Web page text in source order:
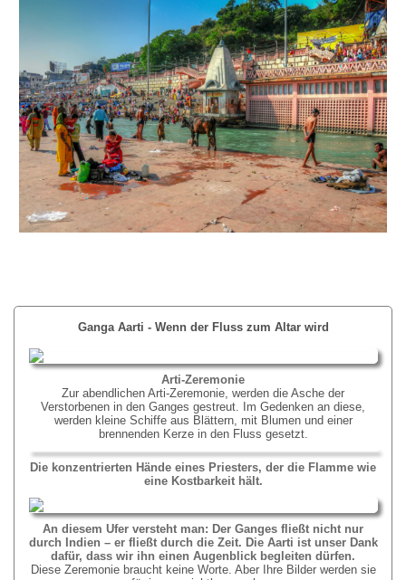
Ganga Aarti - Wenn der Fluss zum Altar wird
Arti-Zeremonie
Zur abendlichen Arti-Zeremonie, werden die Asche der
Verstorbenen in den Ganges gestreut. Im Gedenken an diese,
werden kleine Schiffe aus Blättern, mit Blumen und einer
brennenden Kerze in den Fluss gesetzt.
Die konzentrierten Hände eines Priesters, der die Flamme wie
eine Kostbarkeit hält.
An diesem Ufer versteht man: Der Ganges fließt nicht nur
durch Indien – er fließt durch die Zeit. Die Aarti ist unser Dank
dafür, dass wir ihn einen Augenblick begleiten dürfen.
Diese Zeremonie braucht keine Worte. Aber Ihre Bilder werden sie